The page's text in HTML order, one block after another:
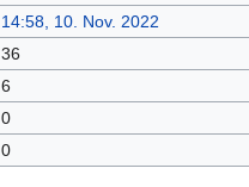
14:58, 10. Nov. 2022
36
6
0
0